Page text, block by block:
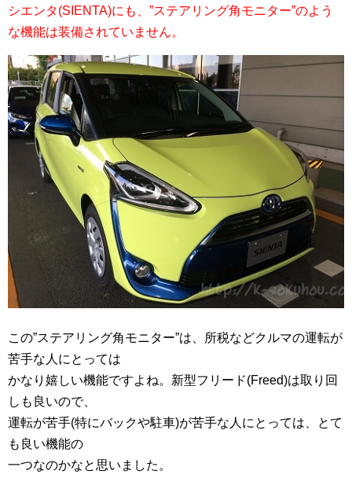
シエンタ(SIENTA)にも、”ステアリング角モニター”のよう
な機能は装備されていません。
この”ステアリング角モニター”は、所税などクルマの運転が
苦手な人にとっては
かなり嬉しい機能ですよね。新型フリード(Freed)は取り回
しも良いので、
運転が苦手(特にバックや駐車)が苦手な人にとっては、とて
も良い機能の
一つなのかなと思いました。